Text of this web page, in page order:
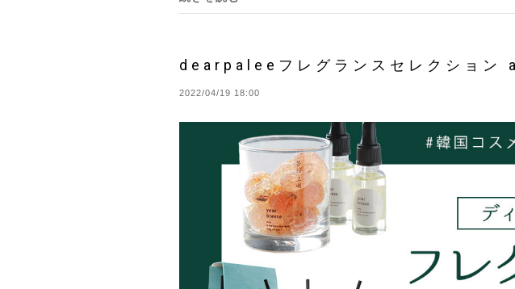
dearpaleeフレグランスセレクション
2022/04/19 18:00